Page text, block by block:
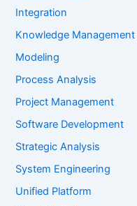
Integration
Knowledge Management
Modeling
Process Analysis
Project Management
Software Development
Strategic Analysis
System Engineering
Unified Platform